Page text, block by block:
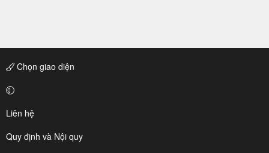
Chọn giao diện
Liên hệ
Quy định và Nội quy